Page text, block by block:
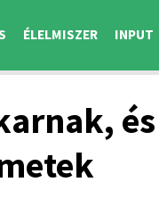
ÉLELMISZER INPUT